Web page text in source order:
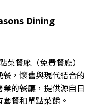
Dining
菜餐廳（免費餐廳）
，懷舊與現代結合的
的餐廳，提供源自日
餐和單點菜餚。